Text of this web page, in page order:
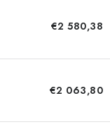
€2 580,38
€2 063,80